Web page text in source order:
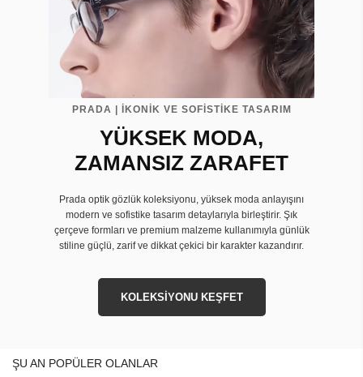
PRADA | İKONİK VE SOFİSTİKE TASARIM
YÜKSEK MODA,
ZAMANSIZ ZARAFET
Prada optik gözlük koleksiyonu, yüksek moda anlayışını
modern ve sofistike tasarım detaylarıyla birleştirir. Şık
çerçeve formları ve premium malzeme kullanımıyla günlük
stiline güçlü, zarif ve dikkat çekici bir karakter kazandırır.
KOLEKSİYONU KEŞFET
ŞU AN POPÜLER OLANLAR